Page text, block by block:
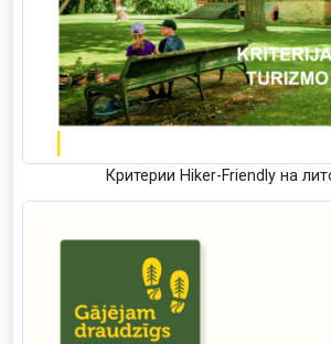
Критерии Hiker-Friendly на